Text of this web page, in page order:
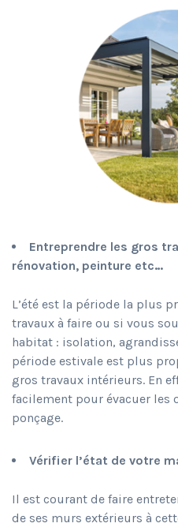
Entreprendre les gros
rénovation, peinture etc…
L’été est la période la plus
travaux à faire ou si vous
habitat : isolation,
période estivale est plus
gros travaux intérieurs. En
facilement pour évacuer les
ponçage.
Vérifier l’état de votre
Il est courant de faire
de ses murs extérieurs à